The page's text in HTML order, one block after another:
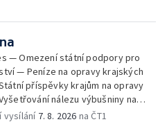
— Omezení státní podpory pro
— Peníze na opravy krajských
příspěvky krajům na opravy
nálezu výbušniny na
— Pasové kontroly spojů mezi
vysílání 7. 8. 2026 na ČT1